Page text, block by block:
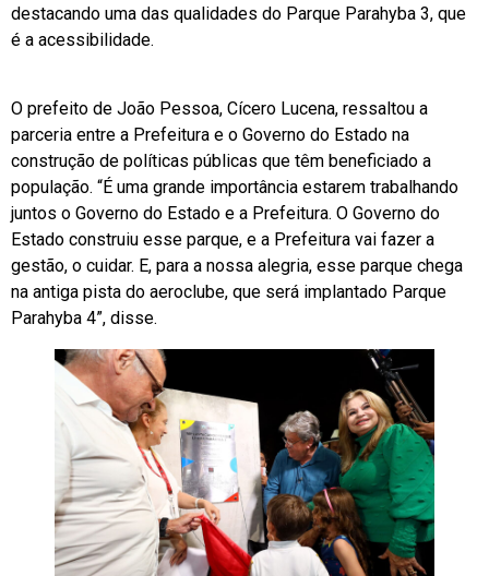
destacando uma das qualidades do Parque Parahyba 3, que
é a acessibilidade.
O prefeito de João Pessoa, Cícero Lucena, ressaltou a
parceria entre a Prefeitura e o Governo do Estado na
construção de políticas públicas que têm beneficiado a
população. “É uma grande importância estarem trabalhando
juntos o Governo do Estado e a Prefeitura. O Governo do
Estado construiu esse parque, e a Prefeitura vai fazer a
gestão, o cuidar. E, para a nossa alegria, esse parque chega
na antiga pista do aeroclube, que será implantado Parque
Parahyba 4”, disse.